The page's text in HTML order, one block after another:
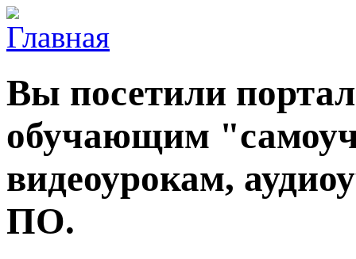
Вы посетили
обучающим
видеоурокам,
ПО.